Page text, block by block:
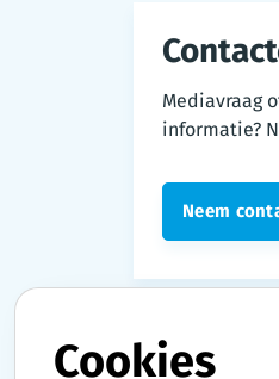
Mediavraag
informatie?
Neem
Cookies